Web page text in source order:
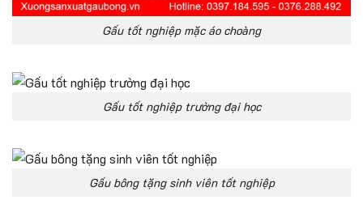
Gấu tốt nghiệp mặc áo choàng
Gấu tốt nghiệp trường đại học
Gấu bông tặng sinh viên tốt nghiệp